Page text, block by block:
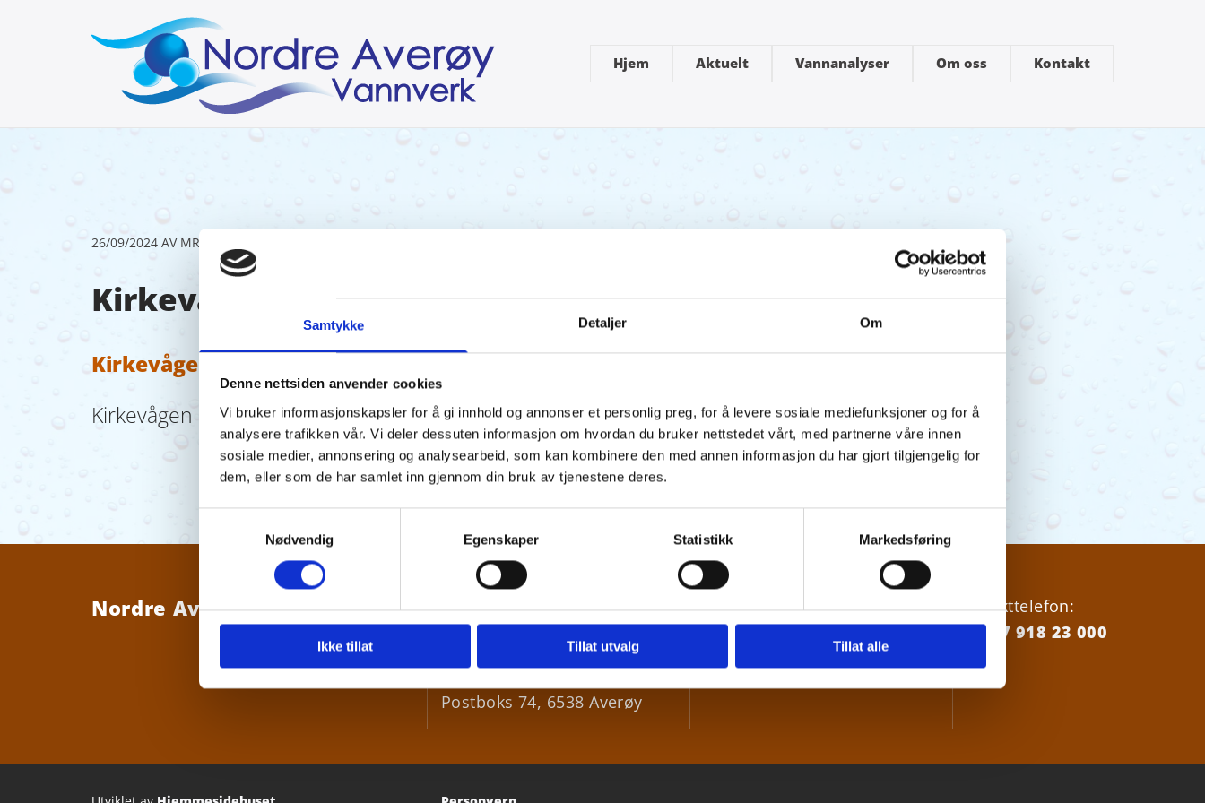
Samtykke Detaljer Om
Denne nettsiden anvender cookies
Vi bruker informasjonskapsler for å gi innhold og annonser et personlig preg, for å levere sosiale mediefunksjoner og for å
analysere trafikken vår. Vi deler dessuten informasjon om hvordan du bruker nettstedet vårt, med partnerne våre innen
sosiale medier, annonsering og analysearbeid, som kan kombinere den med annen informasjon du har gjort tilgjengelig for
dem, eller som de har samlet inn gjennom din bruk av tjenestene deres.
Nødvendig
Egenskaper Statistikk Markedsføring
Ikke tillat Tillat utvalg Tillat alle
Hjem Aktuelt Vannanalyser Om oss Kontakt
26/09/2024 AV MRA
Kirkevågen 02.07.24
Kirkevågen 02.07.24
Kirkevågen 16.07.24
Nordre Averøy Vannverk SA Besøksadresse:
Bådalsveien 73, 6531 Averøy
Postadresse:
Postboks 74, 6538 Averøy
 +47 918 23000
post@nordrevann.no
Vakttelefon:
+47 918 23 000